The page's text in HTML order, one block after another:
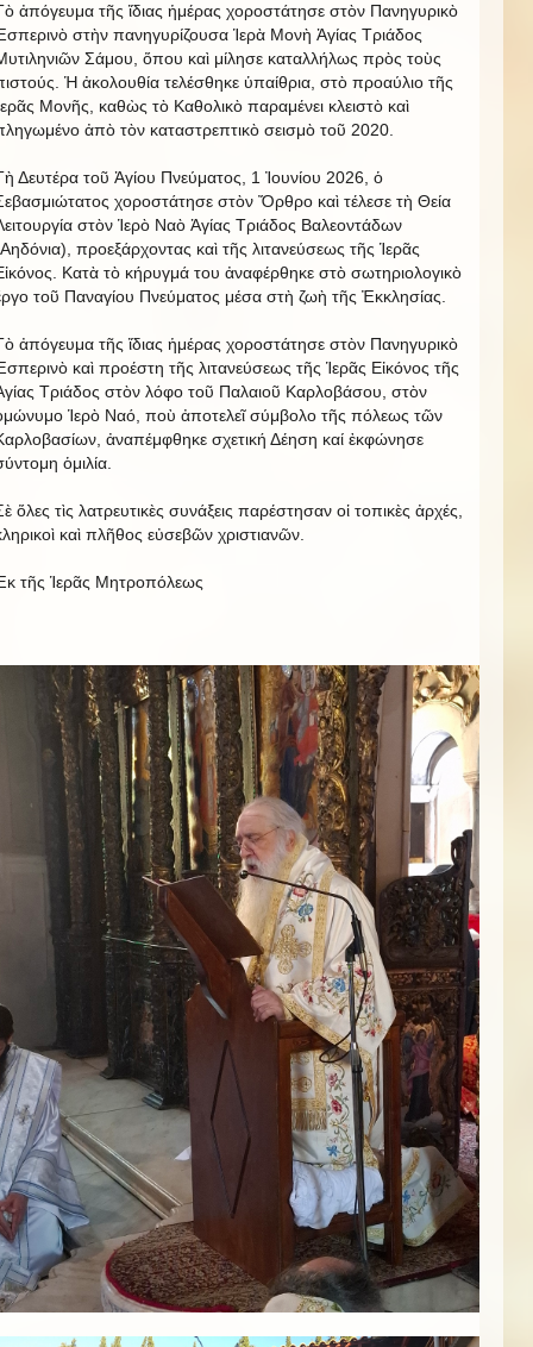
ἀπόγευμα τῆς ἴδιας ἡμέρας χοροστάτησε στὸν Πανηγυρικὸ
στὴν πανηγυρίζουσα Ἱερὰ Μονὴ Ἁγίας Τριάδος
Σάμου, ὅπου καὶ μίλησε καταλλήλως πρὸς τοὺς
Ἡ ἀκολουθία τελέσθηκε ὑπαίθρια, στὸ προαύλιο τῆς
Μονῆς, καθὼς τὸ Καθολικὸ παραμένει κλειστὸ καὶ
ἀπὸ τὸν καταστρεπτικὸ σεισμὸ τοῦ 2020.
Δευτέρα τοῦ Ἁγίου Πνεύματος, 1 Ἰουνίου 2026, ὁ
χοροστάτησε στὸν Ὄρθρο καὶ τέλεσε τὴ Θεία
στὸν Ἱερὸ Ναὸ Ἁγίας Τριάδος Βαλεοντάδων
προεξάρχοντας καὶ τῆς λιτανεύσεως τῆς Ἱερᾶς
Κατὰ τὸ κήρυγμά του ἀναφέρθηκε στὸ σωτηριολογικὸ
τοῦ Παναγίου Πνεύματος μέσα στὴ ζωὴ τῆς Ἐκκλησίας.
ἀπόγευμα τῆς ἴδιας ἡμέρας χοροστάτησε στὸν Πανηγυρικὸ
καὶ προέστη τῆς λιτανεύσεως τῆς Ἱερᾶς Εἰκόνος τῆς
Τριάδος στὸν λόφο τοῦ Παλαιοῦ Καρλοβάσου, στὸν
Ἱερὸ Ναό, ποὺ ἀποτελεῖ σύμβολο τῆς πόλεως τῶν
ἀναπέμφθηκε σχετική Δέηση καί ἐκφώνησε
ὁμιλία.
ὅλες τὶς λατρευτικὲς συνάξεις παρέστησαν οἱ τοπικὲς ἀρχές,
καὶ πλῆθος εὐσεβῶν χριστιανῶν.
τῆς Ἱερᾶς Μητροπόλεως